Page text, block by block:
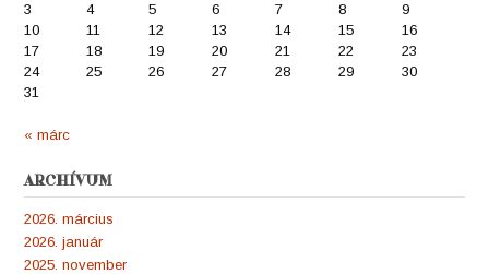
3
4 5 6 7 8
9
10
11 12 13 14 15
16
17
18 19 20 21 22
23
24
25 26 27 28 29
30
31
« márc
ARCHÍVUM
2026. március
2026. január
2025. november